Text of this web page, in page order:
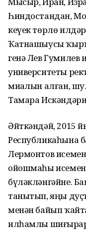
Һиндостандан,
кеүек төрлө
Ҡатнашыусы
генә Лев Гумилев
университеты
миҙалын алған,
Тамара
Әйткәндәй, 2015
Республикаһына
Лермонтов
ойошмаһы
бүләкләнгәйне.
танытып, яңы
менән байып
илһамлы